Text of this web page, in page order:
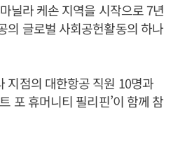
닐라 케손 지역을 시작으로 7년
의 글로벌 사회공헌활동의 하나
지점의 대한항공 직원 10명과
포 휴머니티 필리핀’이 함께 참